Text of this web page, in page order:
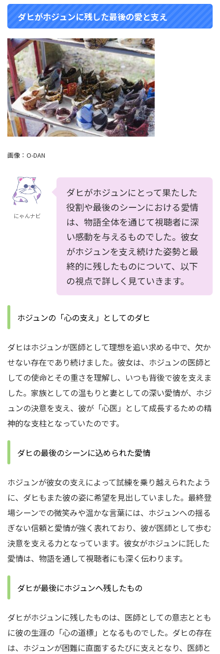
ダヒがホジュンに残した最後の愛と支え
画像： O-DAN
にゃんナビ
ダヒがホジュンにとって果たした
役割や最後のシーンにおける愛情
は、物語全体を通じて視聴者に深
い感動を与えるものでした。彼女
がホジュンを支え続けた姿勢と最
終的に残したものについて、以下
の視点で詳しく見ていきます。
ホジュンの「心の支え」としてのダヒ
ダヒはホジュンが医師として理想を追い求める中で、欠か
せない存在であり続けました。彼女は、ホジュンの医師と
しての使命とその重さを理解し、いつも背後で彼を支えま
した。家族としての温もりと妻としての深い愛情が、ホジ
ュンの決意を支え、彼が「心医」として成長するための精
神的な支柱となっていたのです。
ダヒの最後のシーンに込められた愛情
ホジュンが彼女の支えによって試練を乗り越えられたよう
に、ダヒもまた彼の姿に希望を見出していました。最終登
場シーンでの微笑みや温かな言葉には、ホジュンへの揺る
ぎない信頼と愛情が強く表れており、彼が医師として歩む
決意を支える力となっています。彼女がホジュンに託した
愛情は、物語を通して視聴者にも深く伝わります。
ダヒが最後にホジュンへ残したもの
ダヒがホジュンに残したものは、医師としての意志ととも
に彼の生涯の「心の道標」となるものでした。ダヒの存在
は、ホジュンが困難に直面するたびに支えとなり、医師と